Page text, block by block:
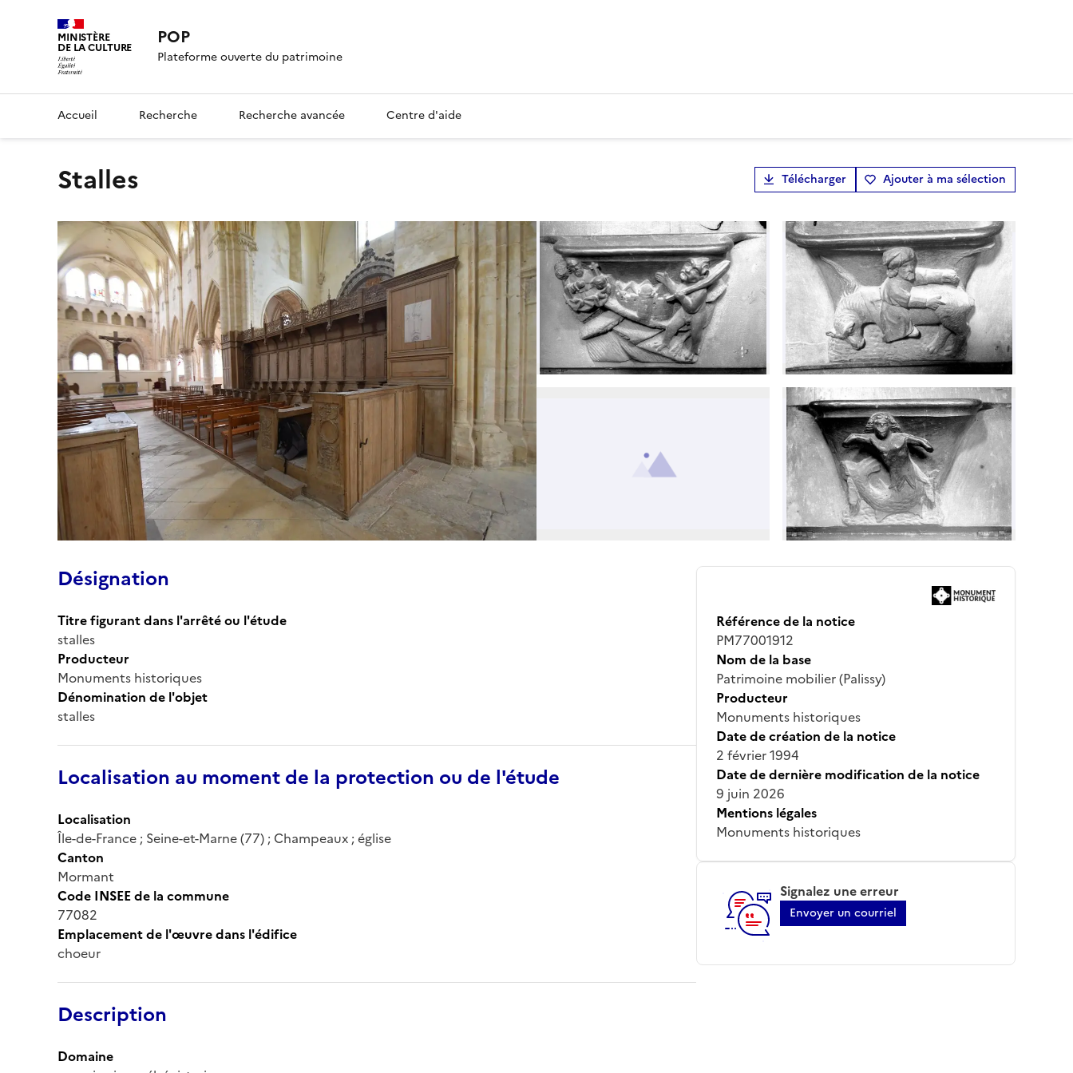
MINISTÈRE
DE LA CULTURE POP
Plateforme ouverte du patrimoine
Accueil Recherche Recherche avancée Centre d'aide
stalles Télécharger Ajouter à ma sélection
Désignation
Titre figurant dans l'arrêté ou l'étude
stalles
Producteur
Monuments historiques
Dénomination de l'objet
stalles
Localisation au moment de la protection ou de l'étude
Localisation
Île-de-France ; Seine-et-Marne (77) ; Champeaux ; église
Canton
Mormant
Code INSEE de la commune
77082
Emplacement de l'œuvre dans l'édifice
choeur
Description
Domaine
Référence de la notice
PM77001912
Nom de la base
Patrimoine mobilier (Palissy)
Producteur
Monuments historiques
Date de création de la notice
2 février 1994
Date de dernière modification de la notice
9 juin 2026
Mentions légales
Monuments historiques
Signalez une erreur
Envoyer un courriel